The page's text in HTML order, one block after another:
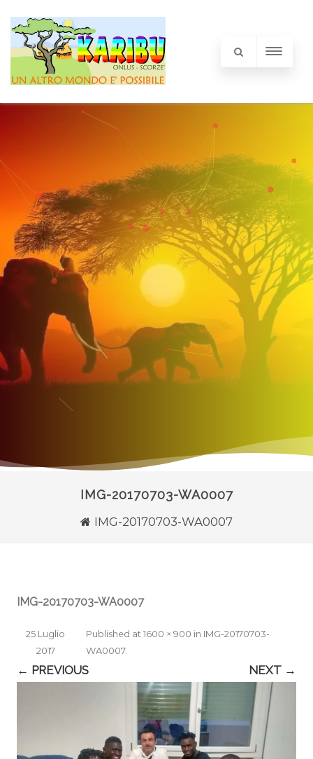
IMG-20170703-WA0007
IMG-20170703-WA0007
IMG-20170703-WA0007
Published
25 Luglio
2017
at 1600 × 900 in IMG-20170703-
WA0007.
← PREVIOUS NEXT →